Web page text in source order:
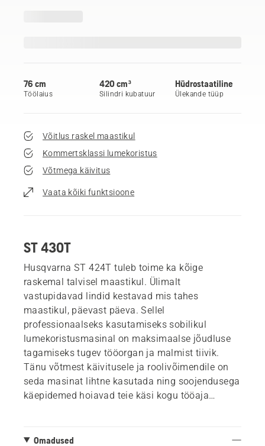
76 cm
Töölaius
420 cm³
Silindri kubatuur
Hüdrostaatiline
Ülekande tüüp
Võitlus raskel maastikul
Kommertsklassi lumekoristus
Võtmega käivitus
Vaata kõiki funktsioone
ST 430T
Husqvarna ST 424T tuleb toime ka kõige
raskemal talvisel maastikul. Ülimalt
vastupidavad lindid kestavad mis tahes
maastikul, päevast päeva. Sellel
professionaalseks kasutamiseks sobilikul
lumekoristusmasinal on maksimaalse jõudluse
tagamiseks tugev tööorgan ja malmist tiivik.
Tänu võtmest käivitusele ja roolivõimendile on
seda masinat lihtne kasutada ning soojendusega
käepidemed hoiavad teie käsi kogu tööaja
Omadused